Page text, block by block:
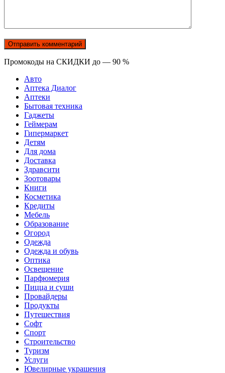
Промокоды на СКИДКИ до — 90 %
Авто
Аптека Диалог
Аптеки
Бытовая техника
Гаджеты
Геймерам
Гипермаркет
Детям
Для дома
Доставка
Здравсити
Зоотовары
Книги
Косметика
Кредиты
Мебель
Образование
Огород
Одежда
Одежда и обувь
Оптика
Освещение
Парфюмерия
Пицца и суши
Провайдеры
Продукты
Путешествия
Софт
Спорт
Строительство
Туризм
Услуги
Ювелирные украшения